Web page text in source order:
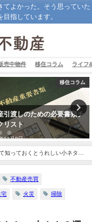
てよかった。そう思っていた
指しています。
売中物件 移住コラム ライフ
移住コラム
引渡しのための必要書類チ
リスト
12月8日
知っておくとうれしい小ネタ６
不動産売買
宅 火災 掃除